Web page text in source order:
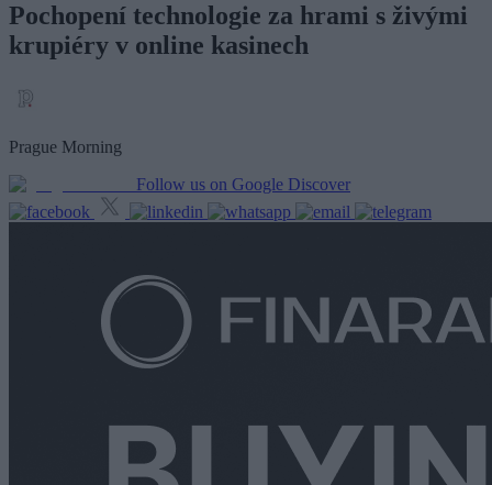
Pochopení technologie za hrami s živými
krupiéry v online kasinech
Prague Morning
Follow us on Google Discover